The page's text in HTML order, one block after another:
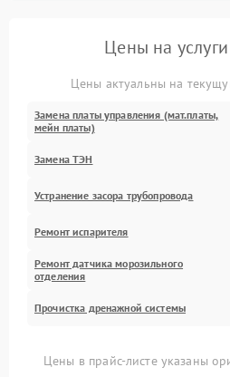
Цены на
Цены актуальны на
Замена платы управления (мат.платы,
мейн платы)
Замена ТЭН
Устранение засора трубопровода
Ремонт испарителя
Ремонт датчика морозильного
отделения
Прочистка дренажной системы
Цены в прайс-листе указаны